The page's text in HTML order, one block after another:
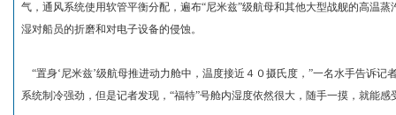
气，通风系统使用软管平衡分配，遍布“尼米兹”级航母和其他大型战舰的高温
湿对船员的折磨和对电子设备的侵蚀。
“置身‘尼米兹’级航母推进动力舱中，温度接近４０摄氏度，”一名水手告诉记
系统制冷强劲，但是记者发现，“福特”号舱内湿度依然很大，随手一摸，就能